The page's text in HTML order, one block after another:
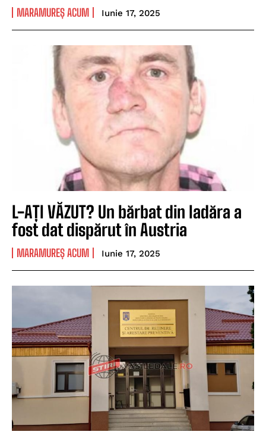
MARAMUREȘ ACUM Iunie 17, 2025
L-AȚI VĂZUT? Un bărbat din Iadăra a
fost dat dispărut în Austria
MARAMUREȘ ACUM Iunie 17, 2025